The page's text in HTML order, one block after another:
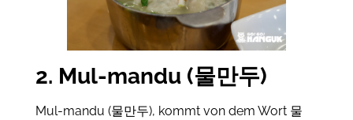
2. Mul-mandu (물만두)
Mul-mandu (물만두), kommt von dem Wort 물